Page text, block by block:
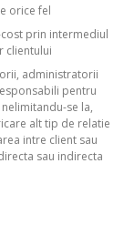
orice fel
prin intermediul
clientului
administratorii
pentru
se la,
alt tip de relatie
intre client sau
sau indirecta